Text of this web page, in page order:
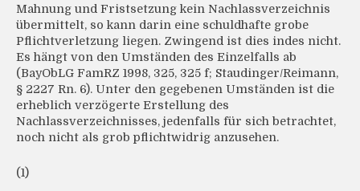
Mahnung und Fristsetzung kein Nachlassverzeichnis
übermittelt, so kann darin eine schuldhafte grobe
Pflichtverletzung liegen. Zwingend ist dies indes nicht.
Es hängt von den Umständen des Einzelfalls ab
(BayObLG FamRZ 1998, 325, 325 f; Staudinger/Reimann,
§ 2227 Rn. 6). Unter den gegebenen Umständen ist die
erheblich verzögerte Erstellung des
Nachlassverzeichnisses, jedenfalls für sich betrachtet,
noch nicht als grob pflichtwidrig anzusehen.
(1)